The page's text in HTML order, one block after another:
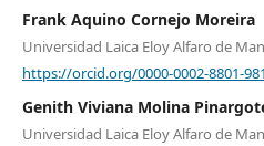
Frank Aquino Cornejo Moreira
Universidad Laica Eloy Alfaro de
https://orcid.org/0000-0002-8801-
Genith Viviana Molina
Universidad Laica Eloy Alfaro de